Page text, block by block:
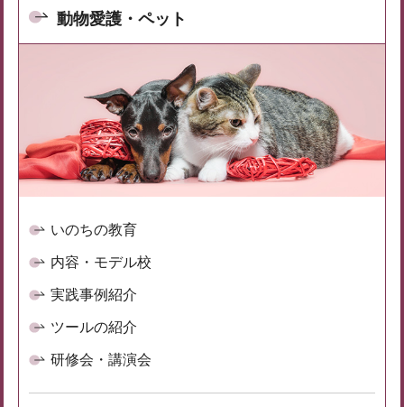
動物愛護・ペット
いのちの教育
内容・モデル校
実践事例紹介
ツールの紹介
研修会・講演会